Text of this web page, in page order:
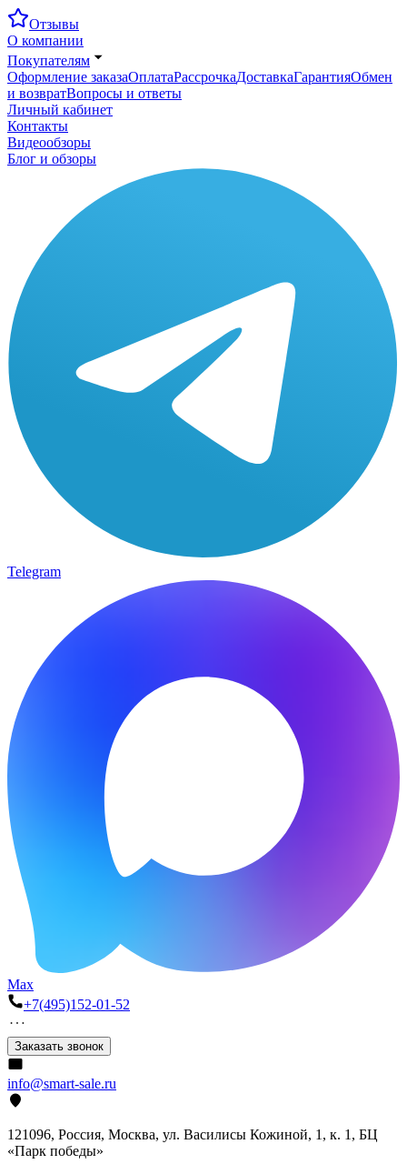
Отзывы
О компании
Покупателям
Оформление заказаОплатаРассрочкаДоставкаГарантияОбмен
и возвратВопросы и ответы
Личный кабинет
Контакты
Видеообзоры
Блог и обзоры
Telegram
Max
+7(495)152-01-52
Заказать звонок
info@smart-sale.ru
121096, Россия, Москва, ул. Василисы Кожиной, 1, к. 1, БЦ
«Парк победы»